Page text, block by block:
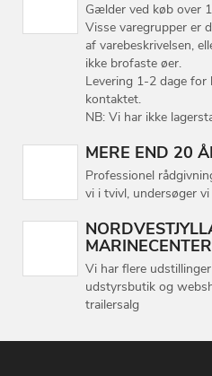
Gælder ved køb over
Visse varegrupper er
af varebeskrivelsen,
ikke brofaste øer.
Levering 1-2 dage for
kontaktet.
NB: Vi har ikke
MERE END 20
Professionel
vi i tvivl, undersøger
MARINECENTER
Vi har flere
udstyrsbutik og
trailersalg